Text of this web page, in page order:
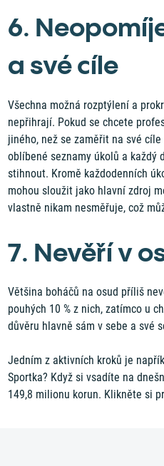
6.
a své cíle
Všechna možná rozptýlení a
nepřihrají. Pokud se chcete
jiného, než se zaměřit na své
oblíbené seznamy úkolů a každý
stihnout. Kromě každodenních
mohou sloužit jako hlavní zdroj
vlastně nikam nesměřuje, což
7. Nevěří v
Většina boháčů na osud příliš
pouhých 10 % z nich, zatímco u
důvěru hlavně sám v sebe a své
Jedním z aktivních kroků je
Sportka? Když si vsadíte na
149,8 milionu korun. Klikněte si